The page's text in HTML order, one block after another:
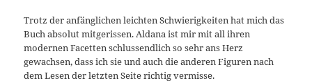
Trotz der anfänglichen leichten Schwierigkeiten hat mich das
Buch absolut mitgerissen. Aldana ist mir mit all ihren
modernen Facetten schlussendlich so sehr ans Herz
gewachsen, dass ich sie und auch die anderen Figuren nach
dem Lesen der letzten Seite richtig vermisse.